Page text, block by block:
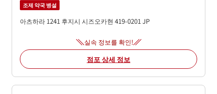
조제 약국 병설
아츠하라 1241 후지시 시즈오카현 419-0201JP
실속 정보를 확인!
점포 상세 정보